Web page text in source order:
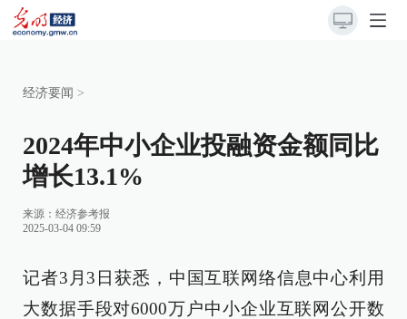
经济要闻 >
2024年中小企业投融资金额同比
增长13.1%
来源： 经济参考报
2025-03-04 09:59
记者3月3日获悉，中国互联网络信息中心利用
大数据手段对6000万户中小企业互联网公开数